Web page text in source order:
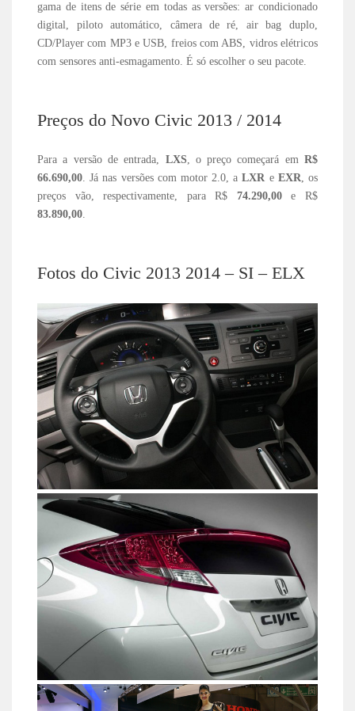
gama de itens de série em todas as versões: ar condicionado
digital, piloto automático, câmera de ré, air bag duplo,
CD/Player com MP3 e USB, freios com ABS, vidros elétricos
com sensores anti-esmagamento. É só escolher o seu pacote.
Preços do Novo Civic 2013 / 2014
Para a versão de entrada, LXS , o preço começará em R$
66.690,00 . Já nas versões com motor 2.0, a LXR e EXR , os
preços vão, respectivamente, para R$ 74.290,00e R$
83.890,00
Fotos do Civic 2013 2014 – SI – ELX